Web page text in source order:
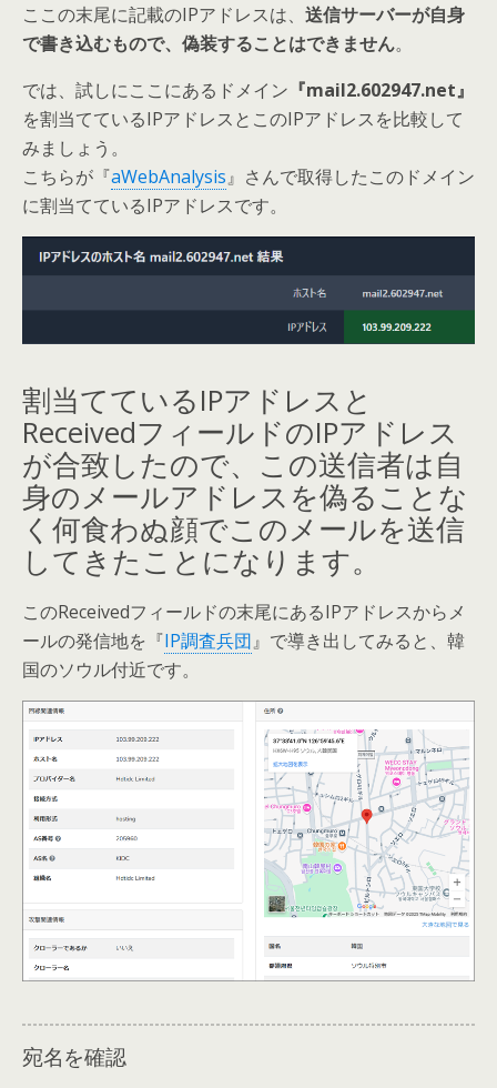
ここの末尾に記載のIPアドレスは、 送信サーバーが自身
で書き込むもので、偽装することはできません。
では、試しにここにあるドメイン 『mail2.602947.net』
を割当てているIPアドレスとこのIPアドレスを比較して
みましょう。
こちらが『aWebAnalysis』さんで取得したこのドメイン
に割当てているIPアドレスです。
割当てているIPアドレスと
ReceivedフィールドのIPアドレス
が合致したので、この送信者は自
身のメールアドレスを偽ることな
く何食わぬ顔でこのメールを送信
してきたことになります。
このReceivedフィールドの末尾にあるIPアドレスからメ
ールの発信地を『IP調査兵団』で導き出してみると、韓
国のソウル付近です。
宛名を確認